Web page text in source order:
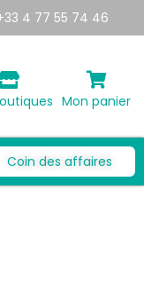
4 77 55 74 46
Mon panier
Coin des affaires